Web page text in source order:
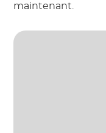
maintenant.